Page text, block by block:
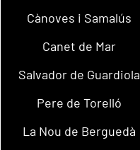
Cànoves i Samalús
Canet de Mar
Salvador de Guardiola
Pere de Torelló
La Nou de Berguedà